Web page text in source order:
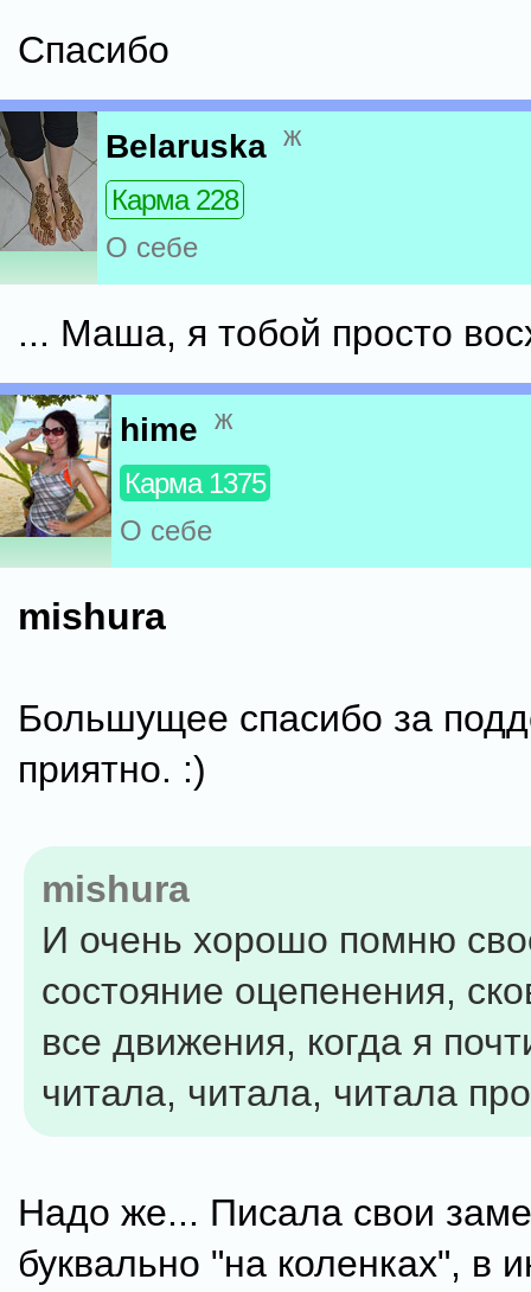
Спасибо
Belaruska ж
Карма 228
О себе
... Маша, я тобой просто
hime ж
Карма 1375
О себе
mishura
Большущее спасибо за
приятно. :)
mishura
И очень хорошо помню
состояние оцепенения,
все движения, когда я
читала, читала, читала
Надо же... Писала свои
буквально "на коленках", в